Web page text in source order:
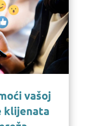
vašoj
klijenata